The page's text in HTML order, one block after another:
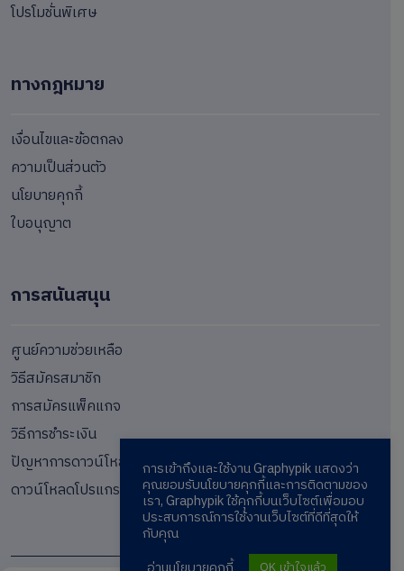
โปรโมชั่นพิเศษ
ทางกฎหมาย
เงื่อนไขและข้อตกลง
ความเป็นส่วนตัว
นโยบายคุกกี้
ใบอนุญาต
การสนันสนุน
ศูนย์ความช่วยเหลือ
วิธีสมัครสมาชิก
การสมัครแพ็คแกจ
วิธีการชำระเงิน
ปัญหาการดาวน์โหลด
ดาวน์โหลดโปรแกรม
การเข้าถึงและใช้งาน Graphypik แสดงว่า
คุณยอมรับนโยบายคุกกี้และการติดตามของ
เรา, Graphypik ใช้คุกกี้บนเว็บไซต์เพื่อมอบ
ประสบการณ์การใช้งานเว็บไซต์ที่ดีที่สุดให้
กับคุณ